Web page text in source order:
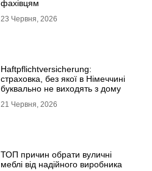
фахівцям
23 Червня, 2026
Haftpflichtversicherung:
страховка, без якої в Німеччині
буквально не виходять з дому
21 Червня, 2026
ТОП причин обрати вуличні
меблі від надійного виробника